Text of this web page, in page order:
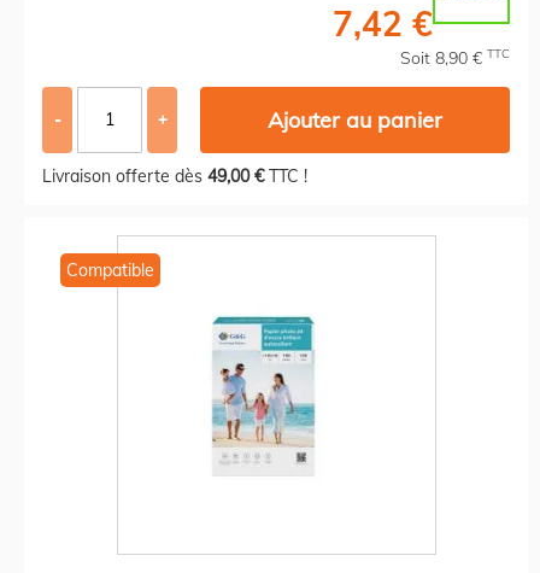
7,42 €
Soit 8,90 € TTC
- + Ajouter au panier
Livraison offerte dès 49,00 €TTC !
Compatible